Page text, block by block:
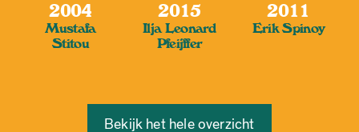
2004
Mustafa
Stitou
2015
Ilja Leonard
Pfeijffer
2011
Erik Spinoy
Bekijk het hele overzicht